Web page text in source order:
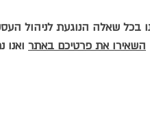
השאירו את פרטיכם באתר